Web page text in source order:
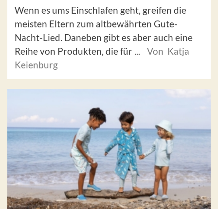
Wenn es ums Einschlafen geht, greifen die
meisten Eltern zum altbewährten Gute-
Nacht-Lied. Daneben gibt es aber auch eine
Reihe von Produkten, die für ...
Von Katja
Keienburg